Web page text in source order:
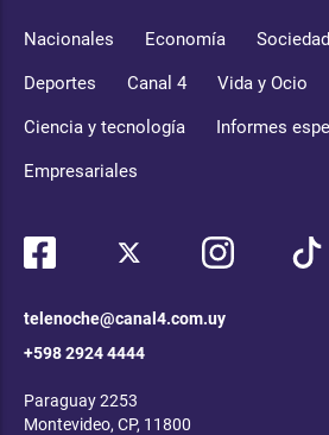
Nacionales Economía Sociedad
Deportes Canal 4 Vida y Ocio
Ciencia y tecnología Informes
Empresariales
telenoche@canal4.com.uy
+598 2924 4444
Paraguay 2253
Montevideo, CP, 11800